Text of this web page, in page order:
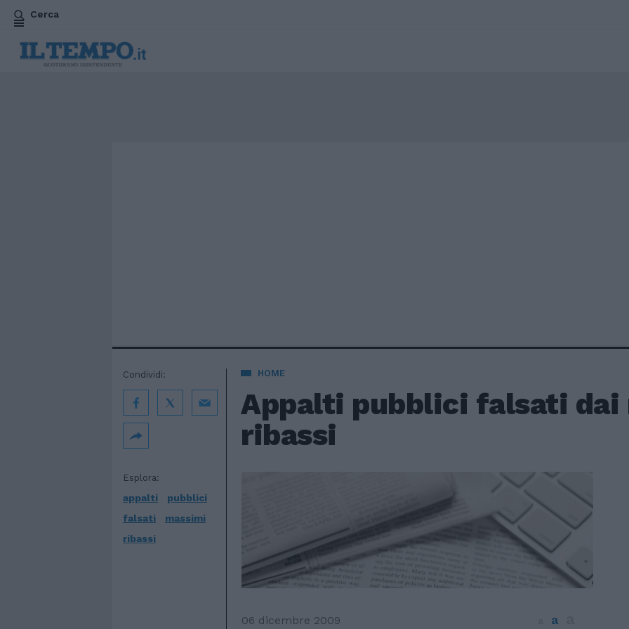
Cerca
HOME
Appalti pubblici falsati dai
ribassi
Esplora:
appalti
pubblici
falsati
massimi
ribassi
Condividi:
06 dicembre 2009 a